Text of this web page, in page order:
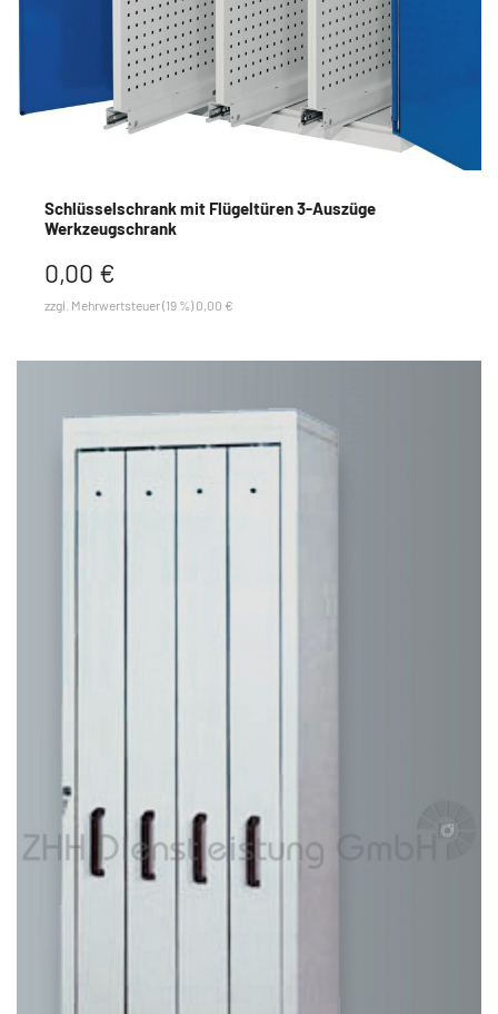
Schlüsselschrank mit Flügeltüren 3-Auszüge
Werkzeugschrank
0,00 €
zzgl. Mehrwertsteuer (19 %) 0,00 €